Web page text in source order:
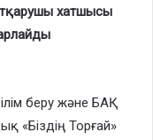
хатшысы
беру және БАҚ
«Біздің Торғай»